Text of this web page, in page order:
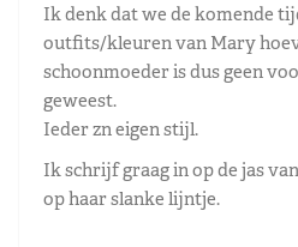
Ik denk dat we de komende
outfits/kleuren van Mary
schoonmoeder is dus geen
geweest.
Ieder zn eigen stijl.
Ik schrijf graag in op de jas
op haar slanke lijntje.